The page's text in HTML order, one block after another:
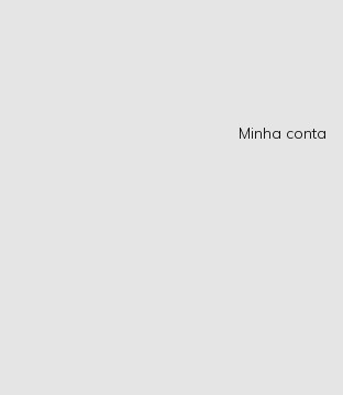
Minha conta